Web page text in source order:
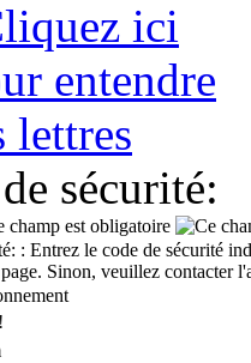
sécurité: